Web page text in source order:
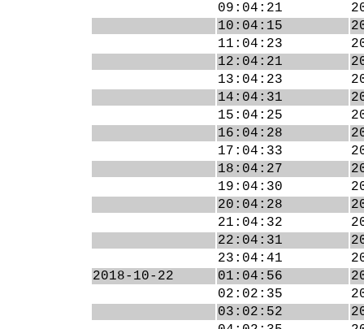
09:04:21
10:04:15
11:04:23
12:04:21
13:04:23
14:04:31
15:04:25
16:04:28
17:04:33
18:04:27
19:04:30
20:04:28
21:04:32
22:04:31
23:04:41
2018-10-22
01:04:56
02:02:35
03:02:52